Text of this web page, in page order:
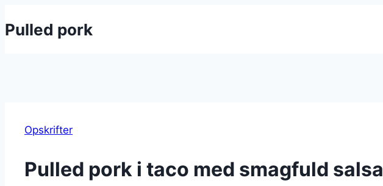
til
Pulled pork
Opskrifter
Pulled pork i taco med smagfuld salsa